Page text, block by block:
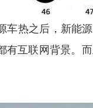
车热之后，新能
有互联网背景。